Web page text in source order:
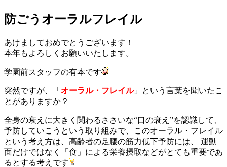
防ごうオーラルフレイル
あけましておめでとうございます！
本年もよろしくお願いいたします。
学園前スタッフの有本です
突然ですが、「 オーラル・フレイル」という言葉を聞いたこ
とがありますか？
全身の衰えに大きく関わるささいな“口の衰え”を認識して、
予防していこうという取り組みで、このオーラル・フレイル
という考え方は、高齢者の足腰の筋力低下予防には、 運動
面だけではなく「食」による栄養摂取などがとても重要であ
るとする考えです